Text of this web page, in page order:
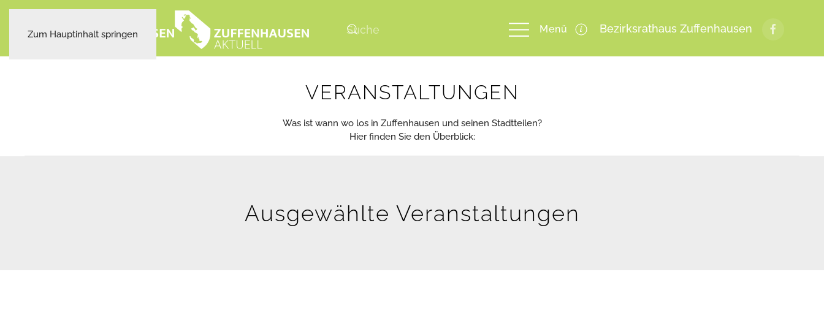
Zum Hauptinhalt springen Menü Bezirksrathaus Zuffenhausen
VERANSTALTUNGEN
Was ist wann wo los in Zuffenhausen und seinen Stadtteilen?
Hier finden Sie den Überblick:
Ausgewählte Veranstaltungen